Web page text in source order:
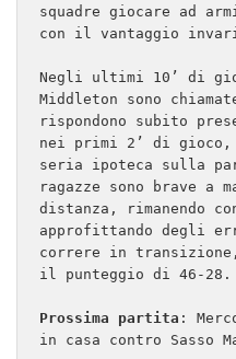
squadre giocare ad
con il vantaggio
Negli ultimi 10’ di
Middleton sono
rispondono subito
nei primi 2’ di gioco,
seria ipoteca sulla
ragazze sono brave a
distanza, rimanendo
approfittando degli
correre in
il punteggio di 46-28.
Prossima partita :
in casa contro Sasso